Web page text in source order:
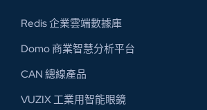
Redis 企業雲端數據庫
Domo 商業智慧分析平台
CAN 總線​產品
VUZIX 工業用智能眼鏡